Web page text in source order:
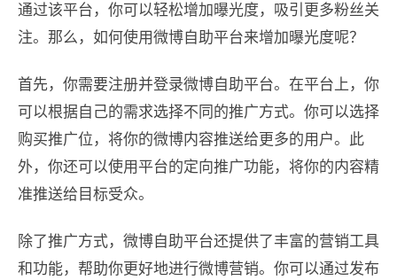
通过该平台，你可以轻松增加曝光度，吸引更多粉丝关
注。那么，如何使用微博自助平台来增加曝光度呢？
首先，你需要注册并登录微博自助平台。在平台上，你
可以根据自己的需求选择不同的推广方式。你可以选择
购买推广位，将你的微博内容推送给更多的用户。此
外，你还可以使用平台的定向推广功能，将你的内容精
准推送给目标受众。
除了推广方式，微博自助平台还提供了丰富的营销工具
和功能，帮助你更好地进行微博营销。你可以通过发布